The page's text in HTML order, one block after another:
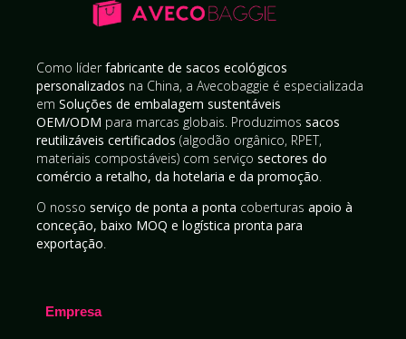
Como líderfabricante de sacos ecológicos
personalizados na China, a Avecobaggie é especializada
em Soluções de embalagem sustentáveis
OEM/ODM para marcas globais. Produzimos sacos
reutilizáveis certificados (algodão orgânico, RPET,
materiais compostáveis) com serviço sectores do
comércio a retalho, da hotelaria e da promoção.
O nosso serviço de ponta a ponta coberturas apoio à
conceção, baixo MOQ e logística pronta para
exportação.
Empresa